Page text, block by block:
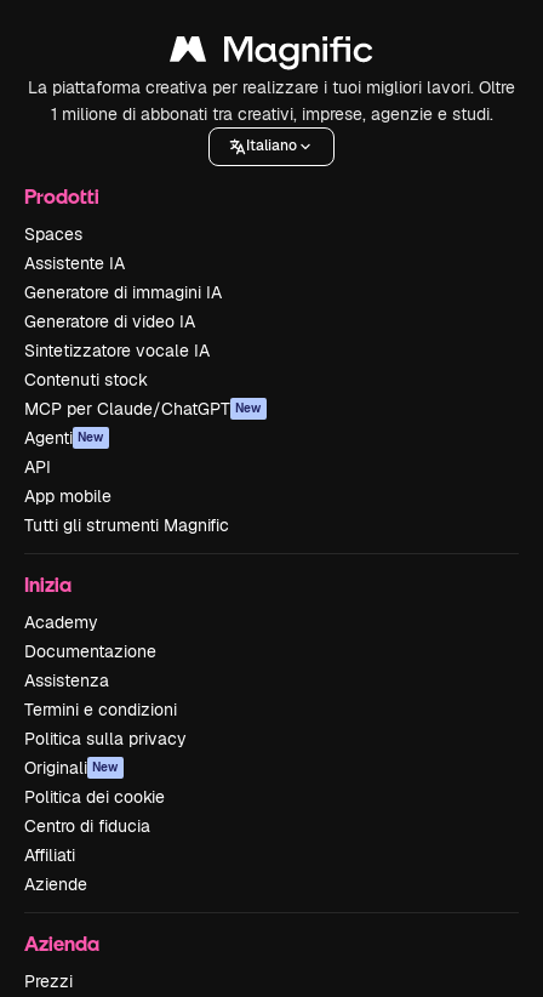
La piattaforma creativa per realizzare i tuoi migliori lavori. Oltre
1 milione di abbonati tra creativi, imprese, agenzie e studi.
Italiano
Prodotti
Spaces
Assistente IA
Generatore di immagini IA
Generatore di video IA
Sintetizzatore vocale IA
Contenuti stock
MCP per Claude/ChatGPT New
Agenti New
API
App mobile
Tutti gli strumenti Magnific
Inizia
Academy
Documentazione
Assistenza
Termini e condizioni
Politica sulla privacy
Originali New
Politica dei cookie
Centro di fiducia
Affiliati
Aziende
Azienda
Prezzi